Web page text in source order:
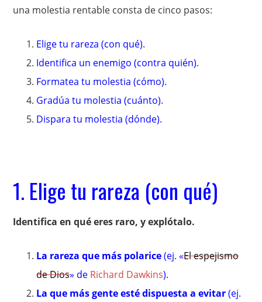
una molestia rentable consta de cinco pasos:
Elige tu rareza (con qué).
Identifica un enemigo (contra quién).
Formatea tu molestia (cómo).
Gradúa tu molestia (cuánto).
Dispara tu molestia (dónde).
1. Elige tu rareza (con qué)
Identifica en qué eres raro, y explótalo.
La rareza que más polarice(ej. «El espejismo
de Dios» de Richard Dawkins).
La que más gente esté dispuesta a evitar(ej.